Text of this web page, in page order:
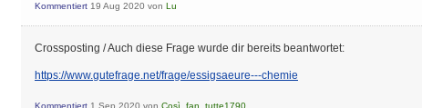
Kommentiert 19 Aug 2020 von Lu
Crossposting / Auch diese Frage wurde dir bereits beantwortet:
https://www.gutefrage.net/frage/essigsaeure---chemie
Kommentiert 1 Sep 2020 von Così_fan_tutte1790